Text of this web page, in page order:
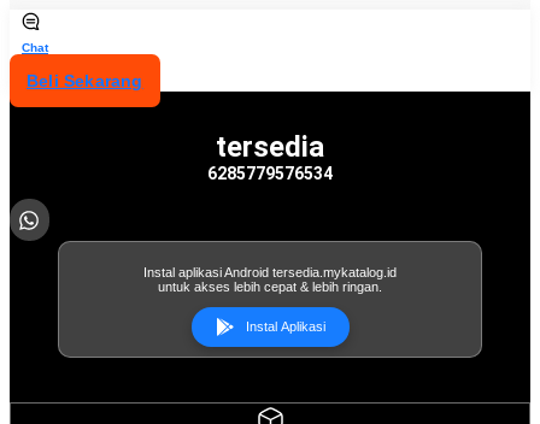
Chat
Beli Sekarang
tersedia
6285779576534
Instal aplikasi Android tersedia.mykatalog.id
untuk akses lebih cepat & lebih ringan.
Instal Aplikasi